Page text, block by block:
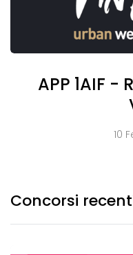
APP 1AIF -
10
Concorsi